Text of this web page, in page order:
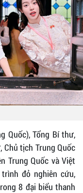
Quốc), Tổng Bí thư,
Chủ tịch Trung Quốc
Trung Quốc và Việt
đỏ nghiên cứu,
8 đại biểu thanh